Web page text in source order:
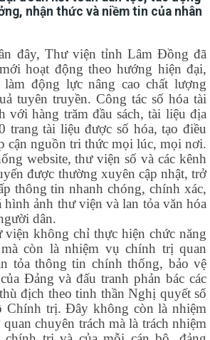
nhận thức và niềm tin của nhân
đây, Thư viện tỉnh Lâm Đồng đã
hoạt động theo hướng hiện đại,
động lực nâng cao chất lượng
tuyên truyền. Công tác số hóa tài
với hàng trăm đầu sách, tài liệu địa
trang tài liệu được số hóa, tạo điều
cận nguồn tri thức mọi lúc, mọi nơi.
website, thư viện số và các kênh
được thường xuyên cập nhật, trở
thông tin nhanh chóng, chính xác,
hình ảnh thư viện và lan tỏa văn hóa
dân.
viện không chỉ thực hiện chức năng
còn là nhiệm vụ chính trị quan
tỏa thông tin chính thống, bảo vệ
Đảng và đấu tranh phản bác các
địch theo tinh thần Nghị quyết số
Chính trị. Đây không còn là nhiệm
chuyên trách mà là trách nhiệm